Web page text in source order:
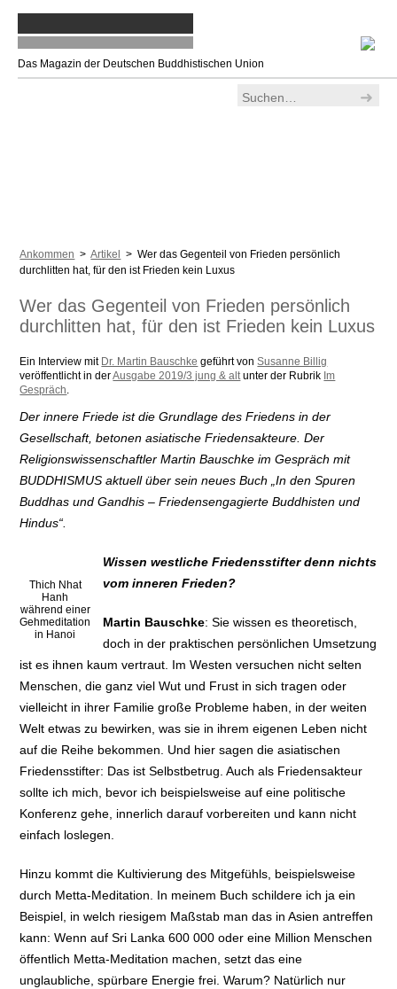
Das Magazin der Deutschen Buddhistischen Union
Ankommen >Artikel
> Wer das Gegenteil von Frieden persönlich
durchlitten hat, für den ist Frieden kein Luxus
Wer das Gegenteil von Frieden persönlich
durchlitten hat, für den ist Frieden kein Luxus
Ein Interview mit Dr. Martin Bauschke geführt vonSusanne Billig
veröffentlicht in derAusgabe 2019/3 jung & altunter der Rubrik Im
Gespräch.
Der innere Friede ist die Grundlage des Friedens in der
Gesellschaft, betonen asiatische Friedensakteure. Der
Religionswissenschaftler Martin Bauschke im Gespräch mit
BUDDHISMUS aktuell über sein neues Buch „In den Spuren
Buddhas und Gandhis – Friedensengagierte Buddhisten und
Hindus“.
Thich Nhat
Hanh
während einer
Gehmeditation
in Hanoi
Wissen westliche Friedensstifter denn nichts
vom inneren Frieden?
Martin Bauschke: Sie wissen es theoretisch,
doch in der praktischen persönlichen Umsetzung
ist es ihnen kaum vertraut. Im Westen versuchen nicht selten
Menschen, die ganz viel Wut und Frust in sich tragen oder
vielleicht in ihrer Familie große Probleme haben, in der weiten
Welt etwas zu bewirken, was sie in ihrem eigenen Leben nicht
auf die Reihe bekommen. Und hier sagen die asiatischen
Friedensstifter: Das ist Selbstbetrug. Auch als Friedensakteur
sollte ich mich, bevor ich beispielsweise auf eine politische
Konferenz gehe, innerlich darauf vorbereiten und kann nicht
einfach loslegen.
Hinzu kommt die Kultivierung des Mitgefühls, beispielsweise
durch Metta-Meditation. In meinem Buch schildere ich ja ein
Beispiel, in welch riesigem Maßstab man das in Asien antreffen
kann: Wenn auf Sri Lanka 600 000 oder eine Million Menschen
öffentlich Metta-Meditation machen, setzt das eine
unglaubliche, spürbare Energie frei. Warum? Natürlich nur